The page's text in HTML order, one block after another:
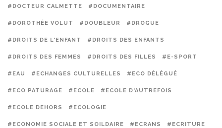
#DOCTEUR CALMETTE #DOCUMENTAIRE
#DOROTHÉE VOLUT #DOUBLEUR #DROGUE
#DROITS DE L'ENFANT #DROITS DES ENFANTS
#DROITS DES FEMMES #DROITS DES FILLES #E-SPORT
#EAU #ECHANGES CULTURELLES #ECO DÉLÉGUÉ
#ECO PATURAGE #ECOLE #ECOLE D'AUTREFOIS
#ECOLE DEHORS #ECOLOGIE
#ECONOMIE SOCIALE ET SOILDAIRE #ECRANS #ECRITURE